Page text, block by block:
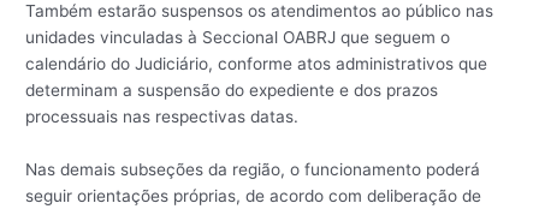
Também estarão suspensos os atendimentos ao público nas
unidades vinculadas à Seccional OABRJ que seguem o
calendário do Judiciário, conforme atos administrativos que
determinam a suspensão do expediente e dos prazos
processuais nas respectivas datas.
Nas demais subseções da região, o funcionamento poderá
seguir orientações próprias, de acordo com deliberação de